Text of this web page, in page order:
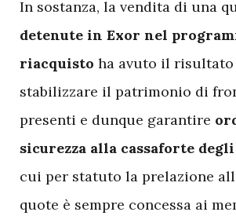
In sostanza, la vendita di una
detenute in Exor nel
riacquisto ha avuto il
stabilizzare il patrimonio di
presenti e dunque garantire
sicurezza alla cassaforte
cui per statuto la prelazione
quote è sempre concessa ai